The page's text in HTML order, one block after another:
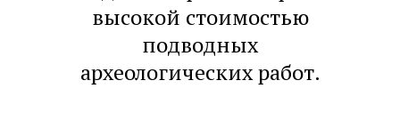
высокой стоимостью
подводных
археологических работ.